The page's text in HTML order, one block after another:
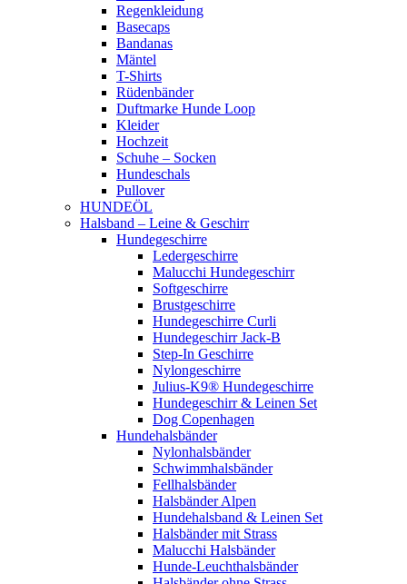
Regenkleidung
Basecaps
Bandanas
Mäntel
T-Shirts
Rüdenbänder
Duftmarke Hunde Loop
Kleider
Hochzeit
Schuhe – Socken
Hundeschals
Pullover
HUNDEÖL
Halsband – Leine & Geschirr
Hundegeschirre
Ledergeschirre
Malucchi Hundegeschirr
Softgeschirre
Brustgeschirre
Hundegeschirre Curli
Hundegeschirr Jack-B
Step-In Geschirre
Nylongeschirre
Julius-K9® Hundegeschirre
Hundegeschirr & Leinen Set
Dog Copenhagen
Hundehalsbänder
Nylonhalsbänder
Schwimmhalsbänder
Fellhalsbänder
Halsbänder Alpen
Hundehalsband & Leinen Set
Halsbänder mit Strass
Malucchi Halsbänder
Hunde-Leuchthalsbänder